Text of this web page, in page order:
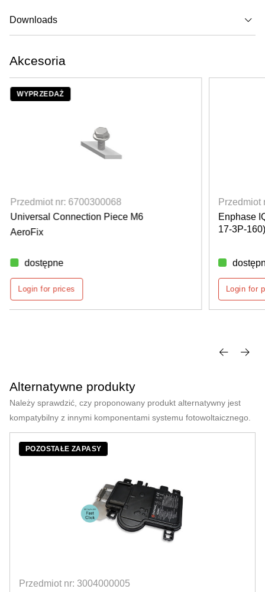
Downloads
Akcesoria
Przedmiot nr: 3403000006
Enphase IQ kabel 2,0m, trójfazowy (Q-25-
17-3P-160)
dostępne
Login for prices
Alternatywne produkty
Należy sprawdzić, czy proponowany produkt alternatywny jest
kompatybilny z innymi komponentami systemu fotowoltaicznego.
POZOSTAŁE ZAPASY
Przedmiot nr: 3004000005